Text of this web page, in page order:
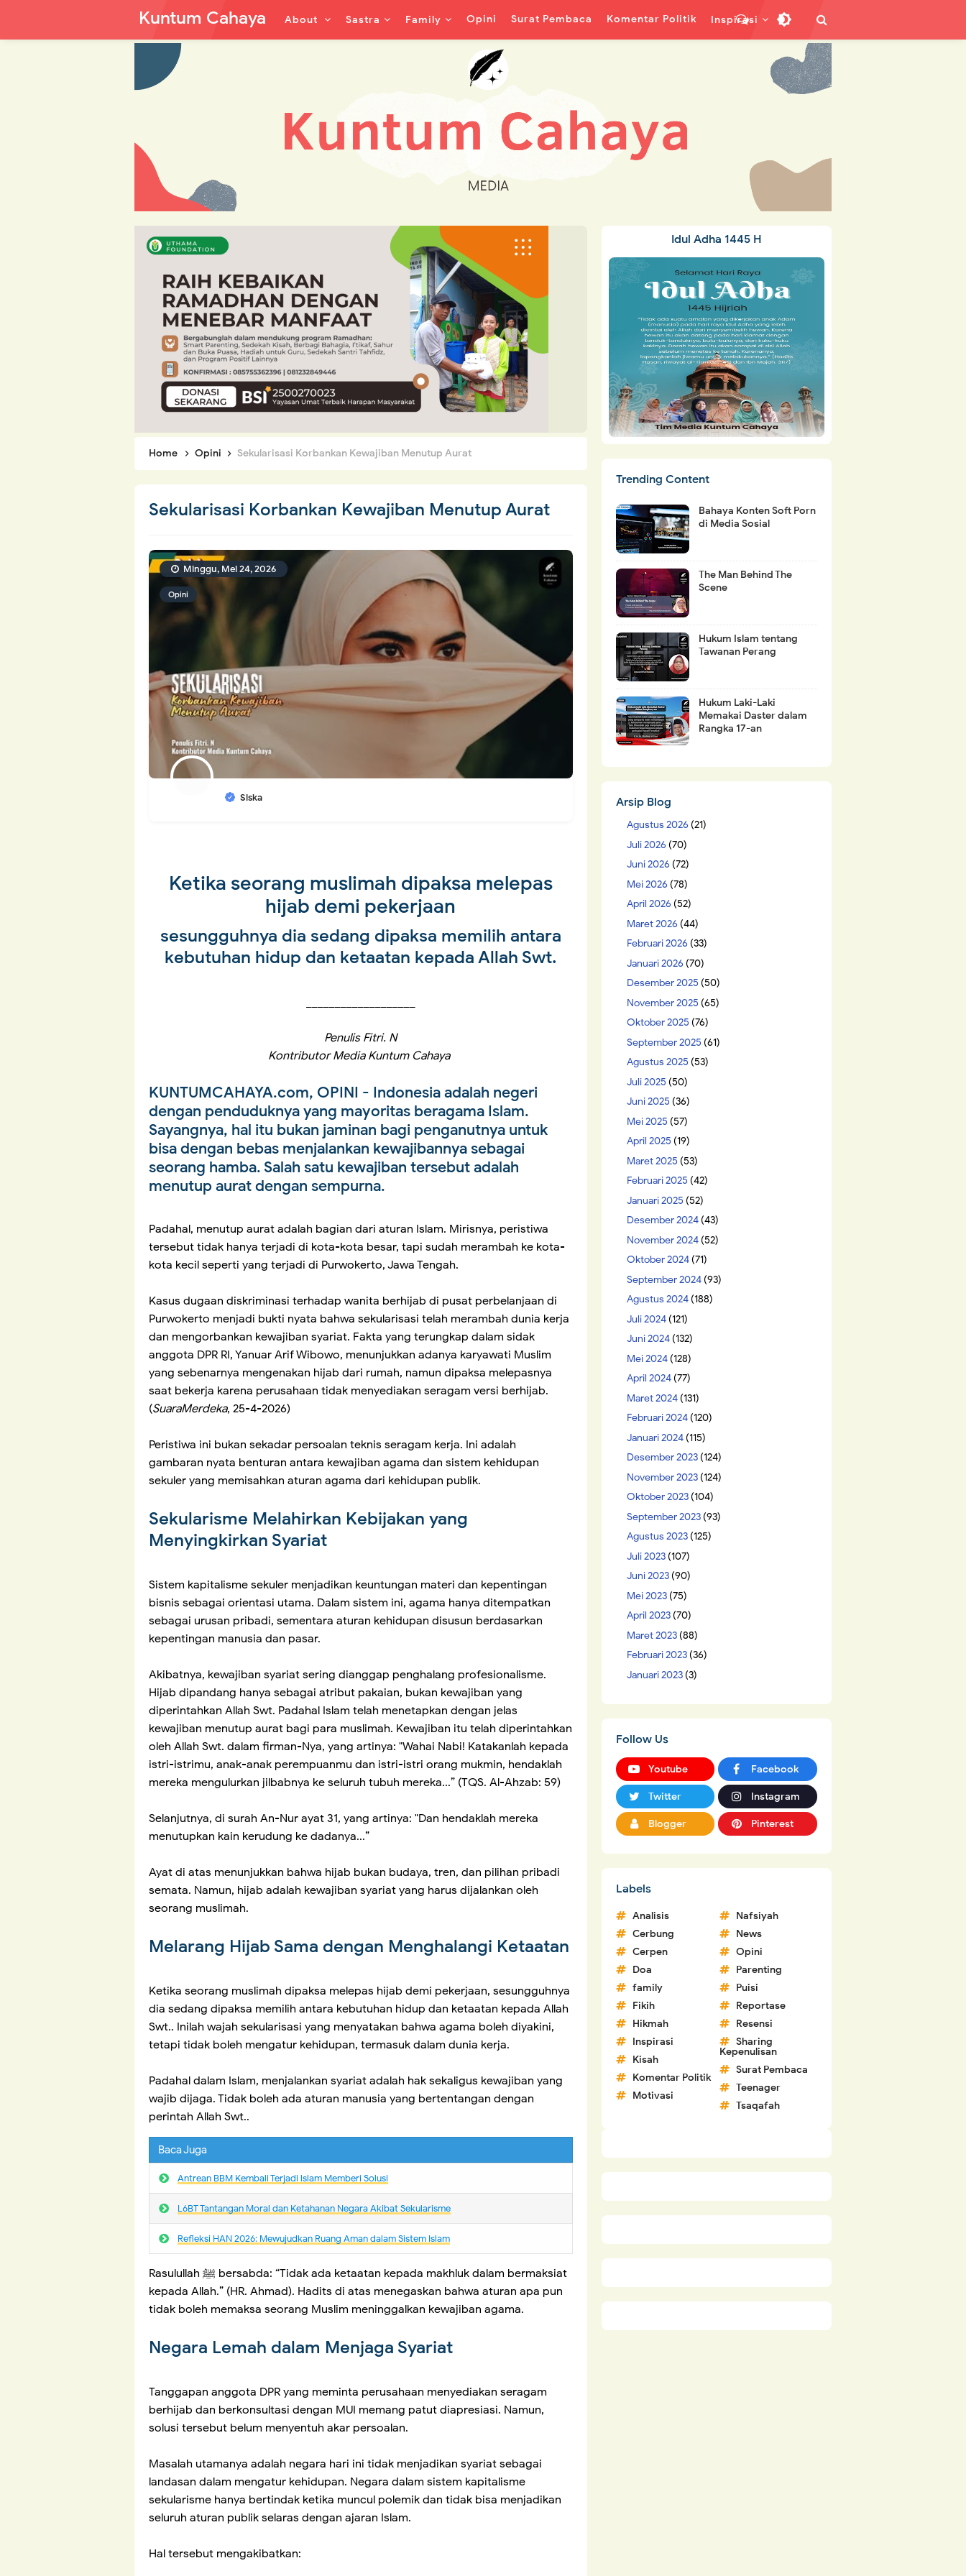
Kuntum Cahaya About Sastra Family Opini Surat Pembaca Komentar Politik Inspirasi
Home Opini Sekularisasi Korbankan Kewajiban Menutup Aurat
Sekularisasi Korbankan Kewajiban Menutup Aurat
Opini
Siska
Minggu, Mei 24, 2026
Ketika seorang muslimah dipaksa melepas
hijab demi pekerjaan
sesungguhnya dia sedang dipaksa memilih antara
kebutuhan hidup dan ketaatan kepada Allah Swt.
Penulis Fitri. N
Kontributor Media Kuntum Cahaya
KUNTUMCAHAYA.com, OPINI - Indonesia adalah negeri
dengan penduduknya yang mayoritas beragama Islam.
Sayangnya, hal itu bukan jaminan bagi penganutnya untuk
bisa dengan bebas menjalankan kewajibannya sebagai
seorang hamba. Salah satu kewajiban tersebut adalah
menutup aurat dengan sempurna.
Padahal, menutup aurat adalah bagian dari aturan Islam. Mirisnya, peristiwa
tersebut tidak hanya terjadi di kota-kota besar, tapi sudah merambah ke kota-
kota kecil seperti yang terjadi di Purwokerto, Jawa Tengah.
Kasus dugaan diskriminasi terhadap wanita berhijab di pusat perbelanjaan di
Purwokerto menjadi bukti nyata bahwa sekularisasi telah merambah dunia kerja
dan mengorbankan kewajiban syariat. Fakta yang terungkap dalam sidak
anggota DPR RI, Yanuar Arif Wibowo, menunjukkan adanya karyawati Muslim
yang sebenarnya mengenakan hijab dari rumah, namun dipaksa melepasnya
saat bekerja karena perusahaan tidak menyediakan seragam versi berhijab.
(SuaraMerdeka, 25-4-2026)
Peristiwa ini bukan sekadar persoalan teknis seragam kerja. Ini adalah
gambaran nyata benturan antara kewajiban agama dan sistem kehidupan
sekuler yang memisahkan aturan agama dari kehidupan publik.
Sekularisme Melahirkan Kebijakan yang
Menyingkirkan Syariat
Sistem kapitalisme sekuler menjadikan keuntungan materi dan kepentingan
bisnis sebagai orientasi utama. Dalam sistem ini, agama hanya ditempatkan
sebagai urusan pribadi, sementara aturan kehidupan disusun berdasarkan
kepentingan manusia dan pasar.
Akibatnya, kewajiban syariat sering dianggap penghalang profesionalisme.
Hijab dipandang hanya sebagai atribut pakaian, bukan kewajiban yang
diperintahkan Allah Swt. Padahal Islam telah menetapkan dengan jelas
kewajiban menutup aurat bagi para muslimah. Kewajiban itu telah diperintahkan
oleh Allah Swt. dalam firman-Nya, yang artinya: "Wahai Nabi! Katakanlah kepada
istri-istrimu, anak-anak perempuanmu dan istri-istri orang mukmin, hendaklah
mereka mengulurkan jilbabnya ke seluruh tubuh mereka...” (TQS. Al-Ahzab: 59)
Selanjutnya, di surah An-Nur ayat 31, yang artinya: "Dan hendaklah mereka
menutupkan kain kerudung ke dadanya...”
Ayat di atas menunjukkan bahwa hijab bukan budaya, tren, dan pilihan pribadi
semata. Namun, hijab adalah kewajiban syariat yang harus dijalankan oleh
seorang muslimah.
Melarang Hijab Sama dengan Menghalangi Ketaatan
Ketika seorang muslimah dipaksa melepas hijab demi pekerjaan, sesungguhnya
dia sedang dipaksa memilih antara kebutuhan hidup dan ketaatan kepada Allah
Swt.. Inilah wajah sekularisasi yang menyatakan bahwa agama boleh diyakini,
tetapi tidak boleh mengatur kehidupan, termasuk dalam dunia kerja.
Padahal dalam Islam, menjalankan syariat adalah hak sekaligus kewajiban yang
wajib dijaga. Tidak boleh ada aturan manusia yang bertentangan dengan
perintah Allah Swt..
Baca Juga
Antrean BBM Kembali Terjadi lslam Memberi Solusi
L6BT Tantangan Moral dan Ketahanan Negara Akibat Sekularisme
Refleksi HAN 2026: Mewujudkan Ruang Aman dalam Sistem Islam
Rasulullah ﷺ bersabda: “Tidak ada ketaatan kepada makhluk dalam bermaksiat
kepada Allah.” (HR. Ahmad). Hadits di atas menegaskan bahwa aturan apa pun
tidak boleh memaksa seorang Muslim meninggalkan kewajiban agama.
Negara Lemah dalam Menjaga Syariat
Tanggapan anggota DPR yang meminta perusahaan menyediakan seragam
berhijab dan berkonsultasi dengan MUI memang patut diapresiasi. Namun,
solusi tersebut belum menyentuh akar persoalan.
Masalah utamanya adalah negara hari ini tidak menjadikan syariat sebagai
landasan dalam mengatur kehidupan. Negara dalam sistem kapitalisme
sekularisme hanya bertindak ketika muncul polemik dan tidak bisa menjadikan
seluruh aturan publik selaras dengan ajaran Islam.
Hal tersebut mengakibatkan:
Idul Adha 1445 H
Trending Content
Bahaya Konten Soft Porn
di Media Sosial
The Man Behind The
Scene
Hukum Islam tentang
Tawanan Perang
Hukum Laki-Laki
Memakai Daster dalam
Rangka 17-an
Arsip Blog
Agustus 2026 (21)
Juli 2026 (70)
Juni 2026 (72)
Mei 2026 (78)
April 2026 (52)
Maret 2026 (44)
Februari 2026 (33)
Januari 2026 (70)
Desember 2025 (50)
November 2025 (65)
Oktober 2025 (76)
September 2025 (61)
Agustus 2025 (53)
Juli 2025 (50)
Juni 2025 (36)
Mei 2025 (57)
April 2025 (19)
Maret 2025 (53)
Februari 2025 (42)
Januari 2025 (52)
Desember 2024(43)
November 2024(52)
Oktober 2024(71)
September 2024(93)
Agustus 2024(188)
Juli 2024(121)
Juni 2024(132)
Mei 2024(128)
April 2024(77)
Maret 2024(131)
Februari 2024(120)
Januari 2024(115)
Desember 2023(124)
November 2023(124)
Oktober 2023(104)
September 2023(93)
Agustus 2023(125)
Juli 2023(107)
Juni 2023(90)
Mei 2023(75)
April 2023(70)
Maret 2023(88)
Februari 2023(36)
Januari 2023(3)
Follow Us
Youtube Facebook
Twitter Instagram
Blogger Pinterest
Labels
Analisis
Cerbung
Cerpen
Doa
family
Fikih
Hikmah
Inspirasi
Kisah
Komentar Politik
Motivasi
Nafsiyah
News
Opini
Parenting
Puisi
Reportase
Resensi
Sharing
Kepenulisan
Surat Pembaca
Teenager
Tsaqafah